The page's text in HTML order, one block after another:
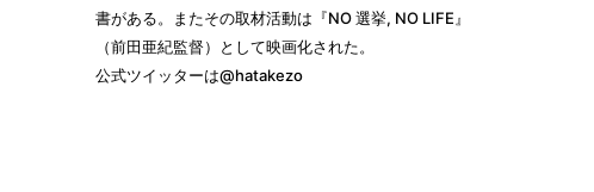
書がある。またその取材活動は『NO 選挙, NO LIFE』
（前田亜紀監督）として映画化された。
公式ツイッターは@hatakezo